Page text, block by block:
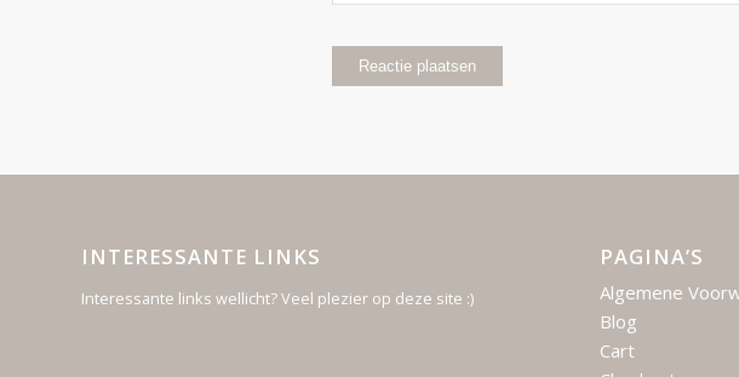
INTERESSANTE LINKS
Interessante links wellicht? Veel plezier op deze site :)
PAGINA’S
Algemene
Blog
Cart